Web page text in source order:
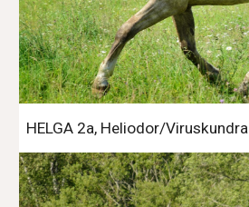
HELGA 2a, Heliodor/Viruskundra